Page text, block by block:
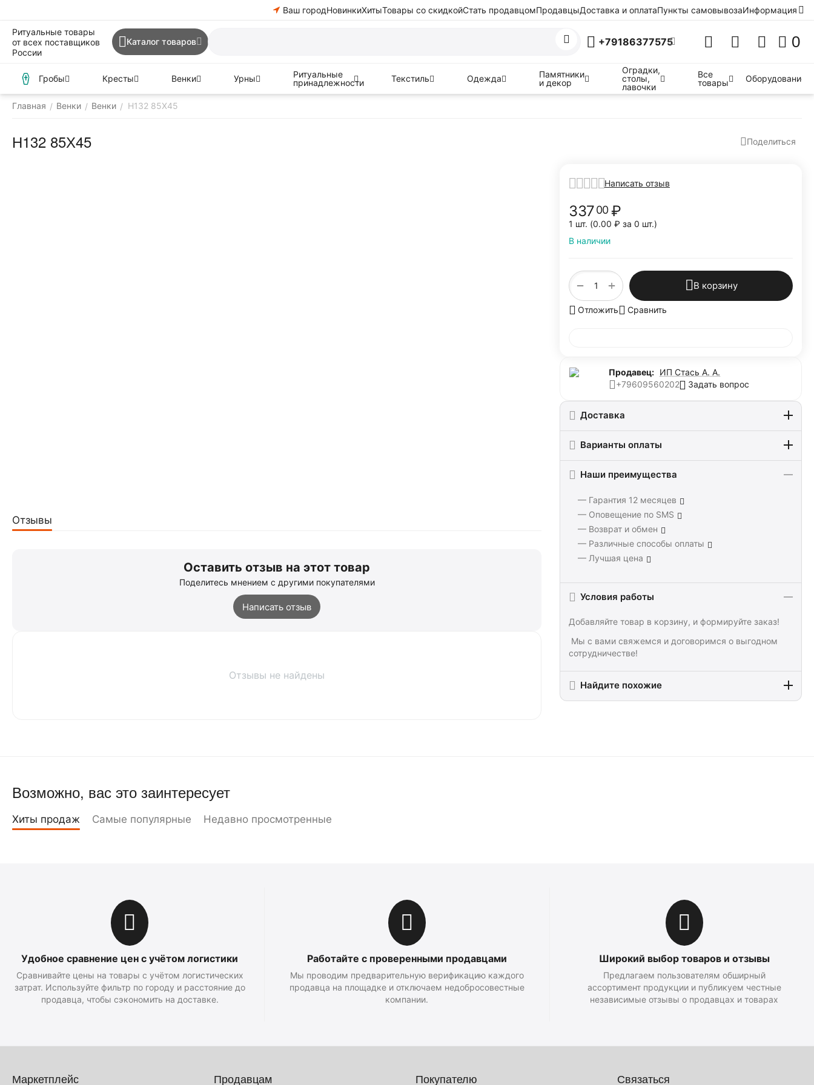
Ваш городНовинкиХитыТовары со скидкойСтать продавцомПродавцыДоставка и оплатаПункты самовывозаИнформация
Ритуальные товары
от всех поставщиков
России
Каталог товаров +79186377575 0
Гробы Кресты Венки Урны
Ритуальные
принадлежности
Текстиль Одежда
Памятники
и декор
Оградки,
столы,
лавочки
Все
товары
Оборудование
Главная / Венки / Венки / Н132 85Х45
Н132 85Х45 Поделиться
Написать отзыв
33700 ₽
1 шт. (0.00 ₽ за 0 шт.)
В наличии
+
− В корзину
Отложить Сравнить
Продавец: ИП Стась А. А.
+79609560202
Задать вопрос
Доставка
Варианты оплаты
Наши преимущества
— Гарантия 12 месяцев
— Оповещение по SMS
— Возврат и обмен
— Различные способы оплаты
— Лучшая цена
Условия работы
Добавляйте товар в корзину, и формируйте заказ!
Мы с вами свяжемся и договоримся о выгодном
сотрудничестве!
Найдите похожие
Отзывы
Оставить отзыв на этот товар
Поделитесь мнением с другими покупателями
Написать отзыв
Отзывы не найдены
Возможно, вас это заинтересует
Хиты продаж Самые популярные Недавно просмотренные
Удобное сравнение цен с учётом логистики
Сравнивайте цены на товары с учётом логистических
затрат. Используйте фильтр по городу и расстояние до
продавца, чтобы сэкономить на доставке.
Работайте с проверенными продавцами
Мы проводим предварительную верификацию каждого
продавца на площадке и отключаем недобросовестные
компании.
Широкий выбор товаров и отзывы
Предлагаем пользователям обширный
ассортимент продукции и публикуем честные
независимые отзывы о продавцах и товарах
Маркетплейс Продавцам Покупателю Связаться